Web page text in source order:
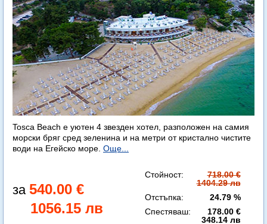
Tosca Beach е уютен 4 звезден хотел, разположен на самия
морски бряг сред зеленина и на метри от кристално чистите
води на Егейско море. Още...
540.00 €
1056.15 лв
Стойност:
718.00 €
1404.29 лв
Отстъпка:
24.79 %
Спестяваш:
178.00 €
348.14 лв